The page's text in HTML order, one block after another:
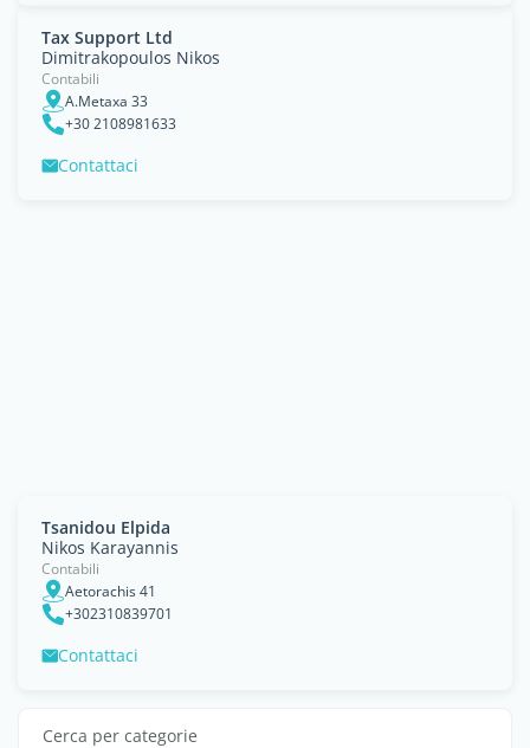
Tax Support Ltd
Dimitrakopoulos Nikos
Contabili
A.Metaxa 33
+30 2108981633
Contattaci
Tsanidou Elpida
Nikos Karayannis
Contabili
Aetorachis 41
+302310839701
Contattaci
Cerca per categorie